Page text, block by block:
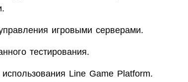
игровыми серверами.
тестирования.
Line Game Platform.